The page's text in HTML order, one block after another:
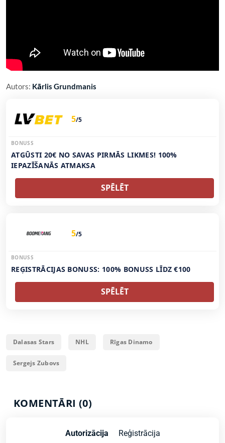
Autors: Kārlis Grundmanis
5/5
BONUSS
ATGŪSTI 20€ NO SAVAS PIRMĀS LIKMES! 100%
IEPAZĪŠANĀS ATMAKSA
SPĒLĒT
5/5
BONUSS
REĢISTRĀCIJAS BONUSS: 100% BONUSS LĪDZ €100
SPĒLĒT
Dalasas Stars NHL Rīgas Dinamo
Sergejs Zubovs
KOMENTĀRI (0)
Autorizācija Reģistrācija